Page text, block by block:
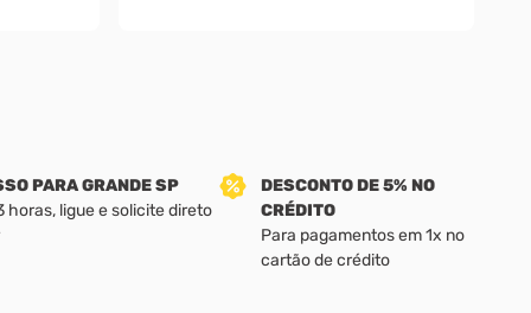
PARA GRANDE SP
horas, ligue e solicite direto
DESCONTO DE 5% NO
CRÉDITO
Para pagamentos em 1x no
cartão de crédito